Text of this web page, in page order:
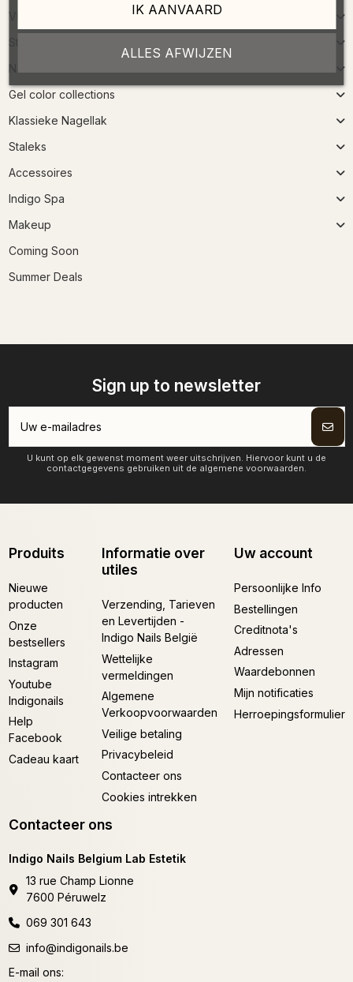
Vloeistoffen
Stempel
Gel color collections
Klassieke Nagellak
Staleks
Accessoires
Indigo Spa
Makeup
Coming Soon
Summer Deals
Sign up to newsletter
U kunt op elk gewenst moment weer uitschrijven. Hiervoor kunt u de
contactgegevens gebruiken uit de algemene voorwaarden.
Produits
Nieuwe
producten
Onze
bestsellers
Instagram
Youtube
Indigonails
Help
Facebook
Cadeau kaart
Informatie over
utiles
Verzending, Tarieven
en Levertijden -
Indigo Nails België
Wettelijke
vermeldingen
Algemene
Verkoopvoorwaarden
Veilige betaling
Privacybeleid
Contacteer ons
Cookies intrekken
Uw account
Persoonlijke Info
Bestellingen
Creditnota's
Adressen
Waardebonnen
Mijn notificaties
Herroepingsformulier
Contacteer ons
Indigo Nails Belgium Lab Estetik
13 rue Champ Lionne
7600 Péruwelz
069 301 643
info@indigonails.be
E-mail ons:
ALLES AFWIJZEN
IK AANVAARD